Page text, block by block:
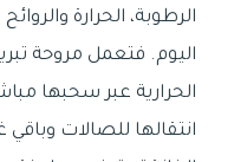
الرطوبة، الحرارة
اليوم. فتعمل مروحة
الحرارية عبر سحبها
انتقالها للصالات